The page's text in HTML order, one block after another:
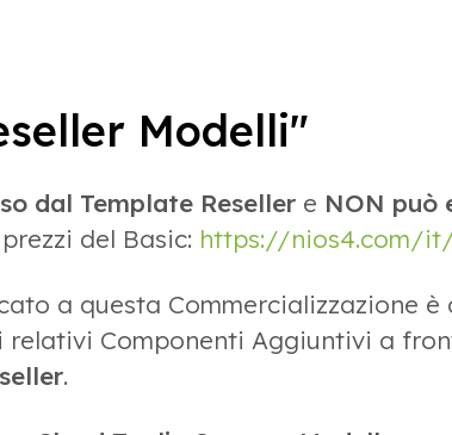
Modelli"
dal Template Reseller e NON può
del Basic: https://nios4.com/
a questa Commercializzazione è
relativi Componenti Aggiuntivi a
.